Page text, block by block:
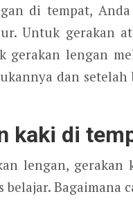
di tempat,
Untuk gerakan
gerakan lengan
dan
kaki di
lengan,
Bagaimana